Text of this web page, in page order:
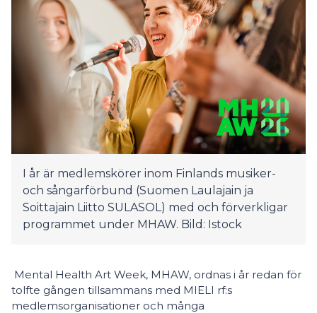
I år är medlemskörer inom Finlands musiker-
och sångarförbund (Suomen Laulajain ja
Soittajain Liitto SULASOL) med och förverkligar
programmet under MHAW. Bild: Istock
Mental Health Art Week, MHAW, ordnas i år redan för
tolfte gången tillsammans med MIELI rf:s
medlemsorganisationer och många